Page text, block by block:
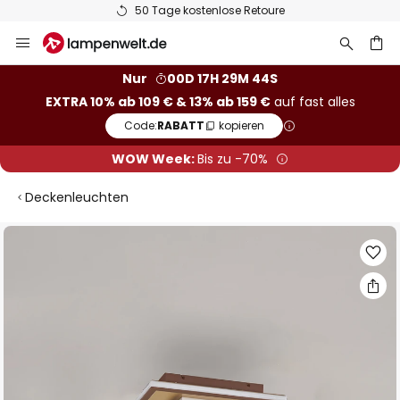
50 Tage kostenlose Retoure
Inhalt
Nur
00D 17H 29M 43S
EXTRA 10% ab 109 € & 13% ab 159 €auf fast alles
Code:RABATT kopieren
WOW Week:Bis zu -70%
Deckenleuchten
Zum